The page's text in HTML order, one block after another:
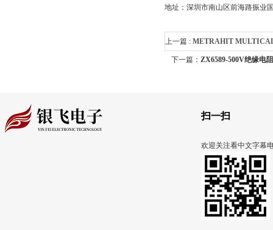
地址：深圳市南山区前海路振业
上一篇 : METRAHIT
下一篇： ZX6589-500V绝缘电
扫一扫
欢迎关注看中文字幕